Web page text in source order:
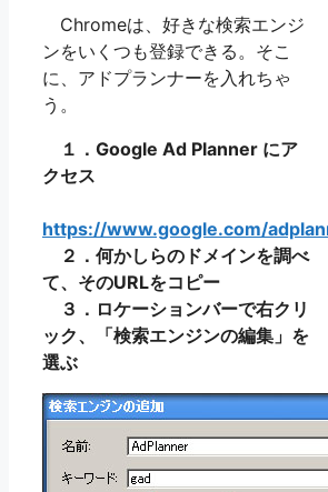
Chromeは、好きな検索エンジ
ンをいくつも登録できる。そこ
に、アドプランナーを入れちゃ
う。
１．Google Ad Planner にア
クセス
https://www.google.com/
２．何かしらのドメインを調べ
て、そのURLをコピー
３．ロケーションバーで右クリ
ック、「検索エンジンの編集」を
選ぶ